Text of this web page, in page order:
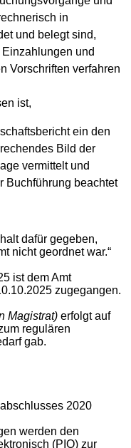
in
und belegt sind,
und
Vorschriften verfahren
ist,
ein den
Bild der
vermittelt und
Buchführung beachtet
dafür gegeben,
nicht geordnet war.“
ist dem Amt
zugegangen.
Magistrat) erfolgt auf
regulären
gab.
2020
werden den
(PIO) zur